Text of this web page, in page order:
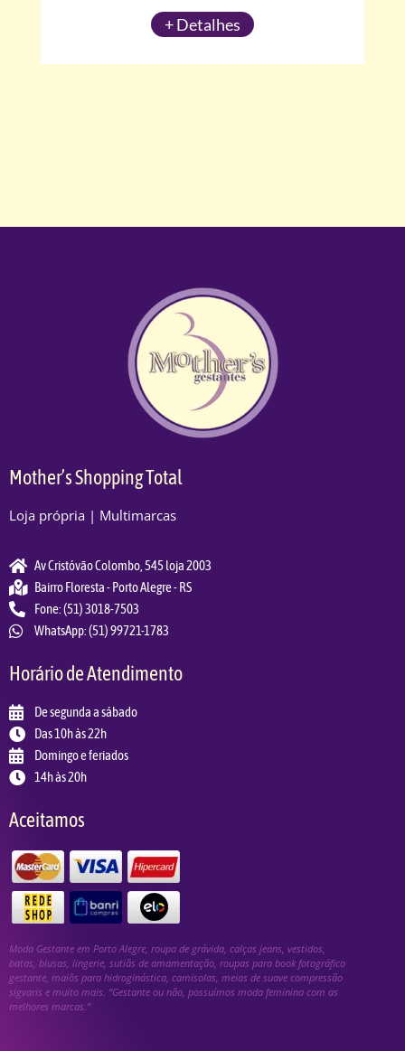
+ Detalhes
Mother’s Shopping Total
Loja própria | Multimarcas
Av Cristóvão Colombo, 545 loja 2003
Bairro Floresta - Porto Alegre - RS
Fone: (51) 3018-7503
WhatsApp: (51) 99721-1783
Horário de Atendimento
De segunda a sábado
Das 10h às 22h
Domingo e feriados
14h às 20h
Aceitamos
Moda Gestante em Porto Alegre, roupa de grávida, calças jeans, vestidos,
batas, blusas, lingerie, sutiãs de amamentação, roupas para book fotográfico
gestante, maiôs para hidroginástica, camisolas, meias de suave compressão
sigvaris e muito mais. “Gestante ou não, possuímos moda feminina com as
melhores marcas.”